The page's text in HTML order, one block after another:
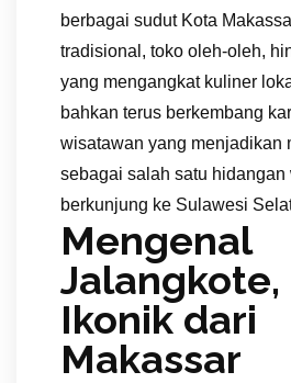
berbagai sudut Kota
tradisional, toko oleh-oleh,
yang mengangkat kuliner
bahkan terus berkembang
wisatawan yang menjadikan
sebagai salah satu hidangan
berkunjung ke Sulawesi
Mengenal
Jalangkote,
Ikonik dari
Makassar